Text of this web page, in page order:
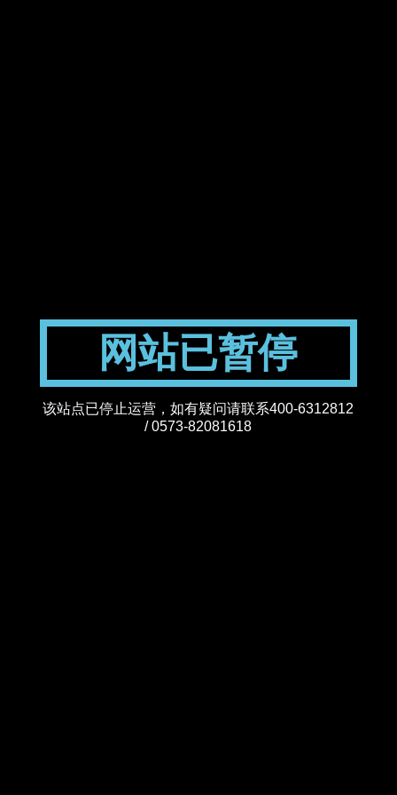
网站已暂停
该站点已停止运营，如有疑问请联系400-6312812
/ 0573-82081618